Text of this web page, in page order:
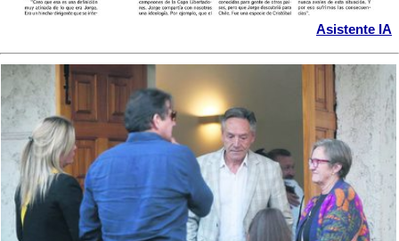
Asistente IA